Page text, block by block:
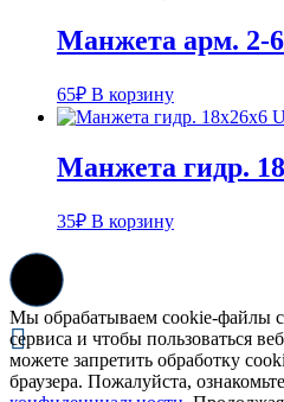
Манжета арм. 2-
65₽ В корзину
Манжета гидр.
35₽ В корзину
Мы обрабатываем cookie-файлы
сервиса и чтобы пользоваться
можете запретить обработку
браузера. Пожалуйста,